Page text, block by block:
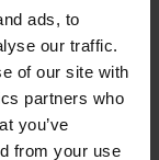
ads, to
our traffic.
of our site with
partners who
you’ve
from your use
– 190 GSM